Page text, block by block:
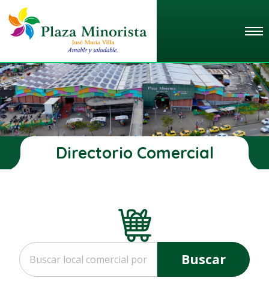
Directorio Comercial
Buscar